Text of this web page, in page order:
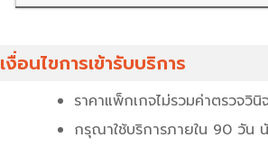
เงื่อนไขการเข้ารับบริการ
ราคาแพ็กเกจไม่รวมค่าตรวจวิ
กรุณาใช้บริการภายใน 90 วัน